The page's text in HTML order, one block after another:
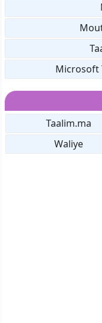
Taalim.ma
Waliye